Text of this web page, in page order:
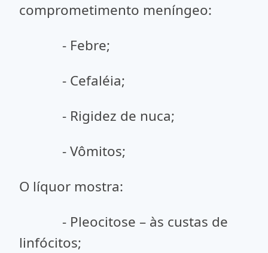
comprometimento meníngeo:
- Febre;
- Cefaléia;
- Rigidez de nuca;
- Vômitos;
O líquor mostra:
- Pleocitose – às custas de
linfócitos;